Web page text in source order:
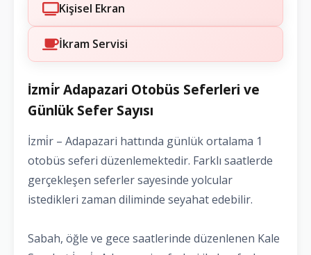
Kişisel Ekran
İkram Servisi
İzmi̇r Adapazari Otobüs Seferleri ve
Günlük Sefer Sayısı
İzmi̇r – Adapazari hattında günlük ortalama 1
otobüs seferi düzenlemektedir. Farklı saatlerde
gerçekleşen seferler sayesinde yolcular
istedikleri zaman diliminde seyahat edebilir.
Sabah, öğle ve gece saatlerinde düzenlenen Kale